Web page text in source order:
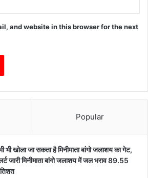
and website in this browser for the next
Popular
भी खोला जा सकता है मिनीमाता बांगो जलाशय का गेट,
जारी मिनीमाता बांगो जलाशय में जल भराव 89.55